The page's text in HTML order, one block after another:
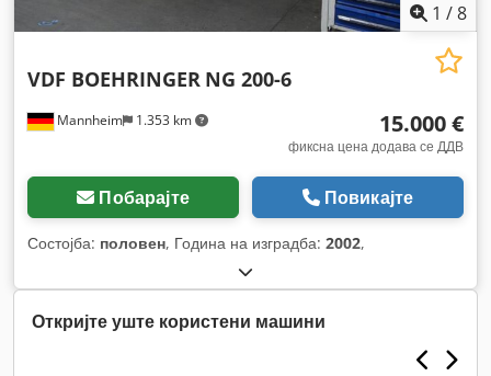
1 /8
Mannheim 1.353 km
VDF BOEHRINGER NG 200-6
15.000 €
фиксна цена додава се ДДВ
Побарајте Повикајте
Состојба: половен, Година на изградба: 2002,
Откријте уште користени машини